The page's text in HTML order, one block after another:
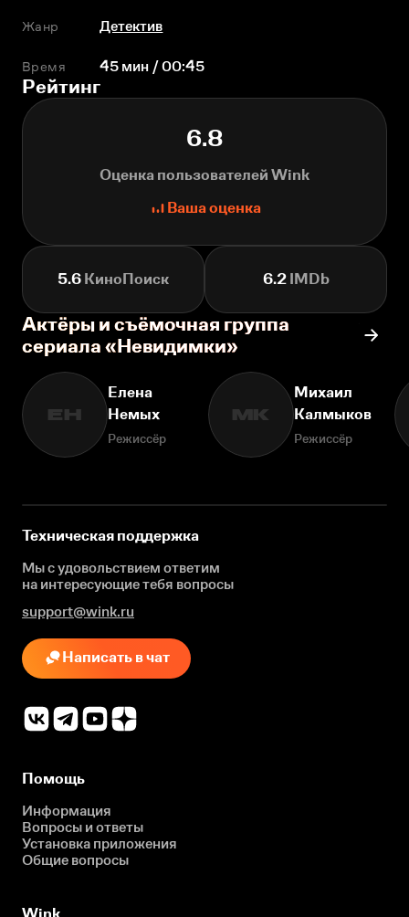
Жанр Детектив
Время 45 мин / 00:45
Рейтинг
6.8
Оценка пользователей Wink
Ваша оценка
5.6 КиноПоиск 6.2IMDb
Актёры и съёмочная группа
сериала «Невидимки»
ЕН
Елена
Немых
Режиссёр
МК
Михаил
Калмыков
Режиссёр
Техническая поддержка
Мы с удовольствием ответим
на интересующиетебя вопросы
support@wink.ru
Написать в чат
Помощь
Информация
Вопросы и ответы
Установка приложения
Общие вопросы